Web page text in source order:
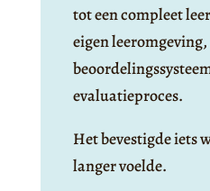
tot een compleet
eigen leeromgeving,
evaluatieproces.
Het bevestigde iets
langer voelde.